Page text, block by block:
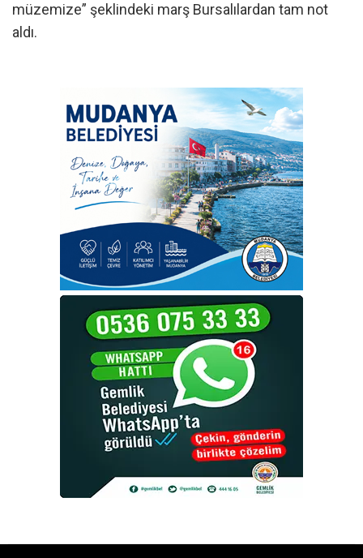
müzemize” şeklindeki marş Bursalılardan tam not
aldı.